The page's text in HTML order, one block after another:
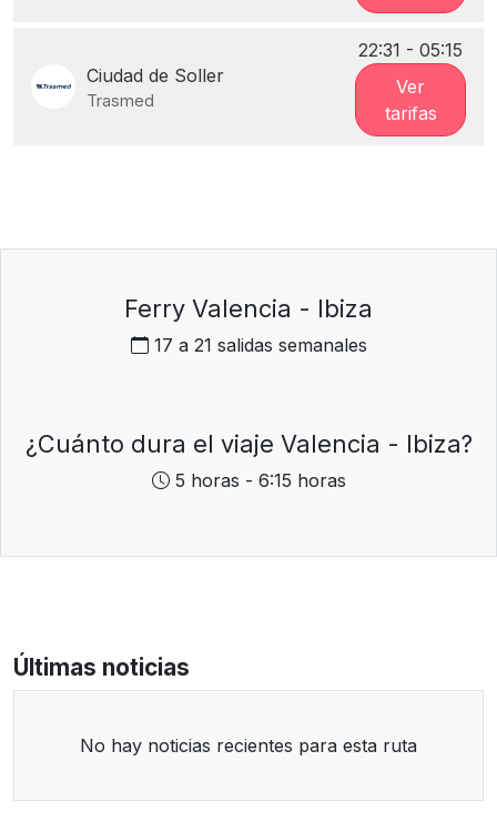
Ciudad de Soller
Trasmed
22:31 - 05:15
Ver
tarifas
Ferry Valencia - Ibiza
17 a 21 salidas semanales
¿Cuánto dura el viaje Valencia - Ibiza?
5 horas - 6:15 horas
Últimas noticias
No hay noticias recientes para esta ruta